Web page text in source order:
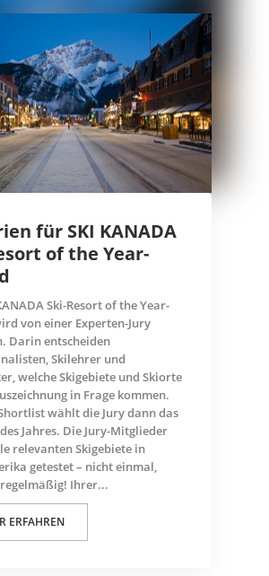
für SKI KANADA
of the Year-
Ski-Resort of the Year-
von einer Experten-Jury
Darin entscheiden
Skilehrer und
welche Skigebiete und Skiorte
in Frage kommen.
wählt die Jury dann das
Jahres. Die Jury-Mitglieder
relevanten Skigebiete in
getestet – nicht einmal,
Ihrer...
ERFAHREN